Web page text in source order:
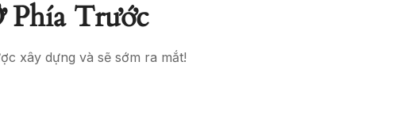
Trước
xây dựng và sẽ sớm ra mắt!